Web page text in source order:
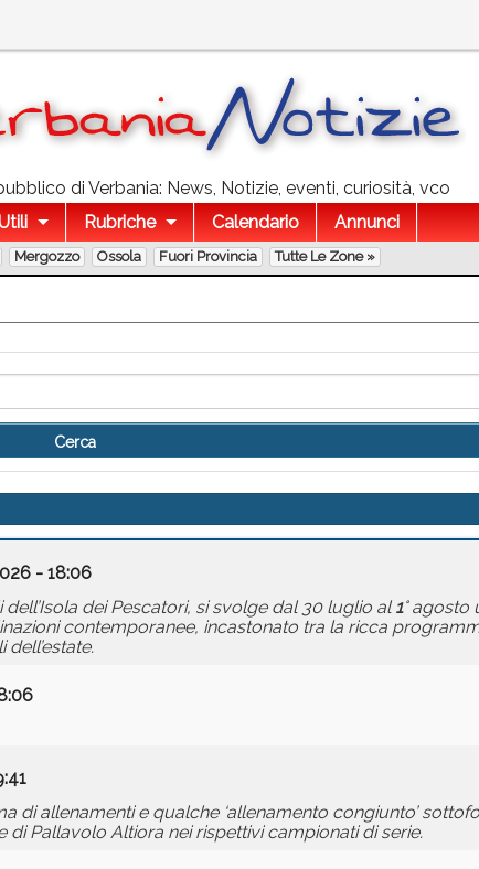
di Verbania: News, Notizie, eventi, curiosità, vco
Rubriche Calendario Annunci
Mergozzo Ossola Fuori Provincia Tutte Le Zone »
- 18:06
dei Pescatori, si svolge dal 30 luglio al1° agosto
contemporanee, incastonato tra la ricca
di allenamenti e qualche ‘allenamento congiunto’
Pallavolo Altiora nei rispettivi campionati di serie.